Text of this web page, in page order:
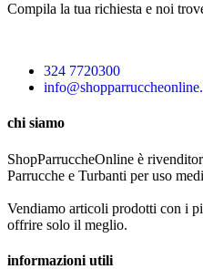
Compila la tua richiesta e noi
324 7720300
chi siamo
ShopParruccheOnline è
Parrucche e Turbanti per uso
Vendiamo articoli prodotti con i
offrire solo il meglio.
informazioni utili